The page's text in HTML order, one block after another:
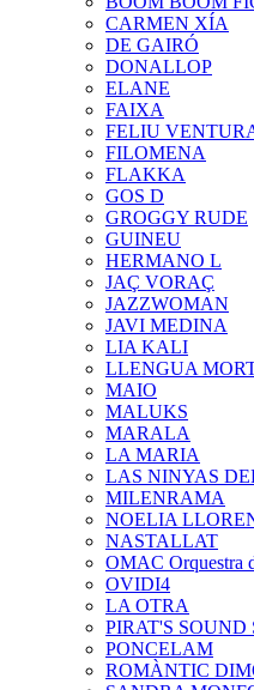
CARMEN XÍA
DE GAIRÓ
DONALLOP
ELANE
FAIXA
FELIU
FILOMENA
FLAKKA
GOS D
GROGGY RUDE
GUINEU
HERMANO L
JAÇ VORAÇ
JAZZWOMAN
JAVI MEDINA
LIA KALI
LLENGUA
MAIO
MALUKS
MARALA
LA MARIA
LAS NINYAS
MILENRAMA
NOELIA
NASTALLAT
OMAC Orquestra
OVIDI4
LA OTRA
PIRAT'S SOUND
PONCELAM
ROMÀNTIC